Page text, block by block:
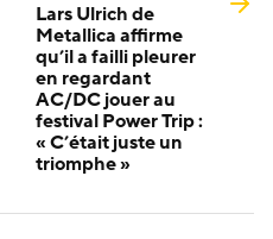
Lars Ulrich de
Metallica affirme
qu’il a failli pleurer
en regardant
AC/DC jouer au
festival Power Trip :
« C’était juste un
triomphe »